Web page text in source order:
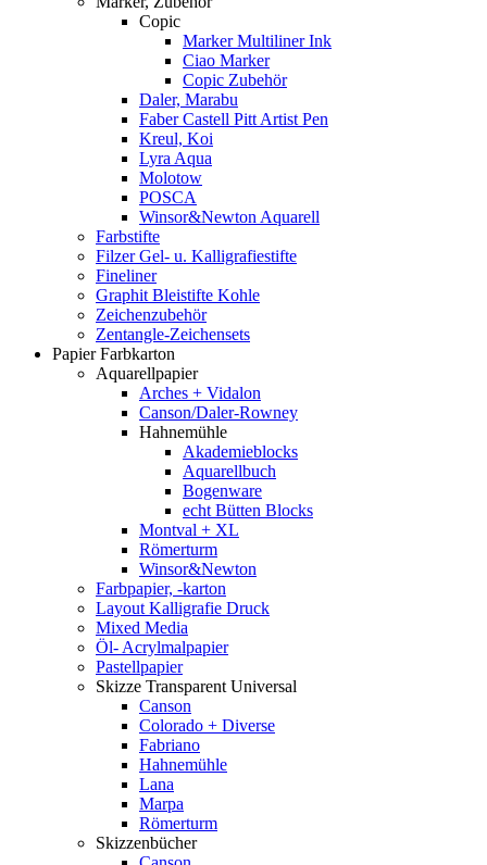
Copic
Marker Multiliner Ink
Ciao Marker
Copic Zubehör
Daler, Marabu
Faber Castell Pitt Artist Pen
Kreul, Koi
Lyra Aqua
Molotow
POSCA
Winsor&Newton Aquarell
Farbstifte
Filzer Gel- u. Kalligrafiestifte
Fineliner
Graphit Bleistifte Kohle
Zeichenzubehör
Zentangle-Zeichensets
Papier Farbkarton
Aquarellpapier
Arches + Vidalon
Canson/Daler-Rowney
Hahnemühle
Akademieblocks
Aquarellbuch
Bogenware
echt Bütten Blocks
Montval + XL
Römerturm
Winsor&Newton
Farbpapier, -karton
Layout Kalligrafie Druck
Mixed Media
Öl- Acrylmalpapier
Pastellpapier
Skizze Transparent Universal
Canson
Colorado + Diverse
Fabriano
Hahnemühle
Lana
Marpa
Römerturm
Skizzenbücher